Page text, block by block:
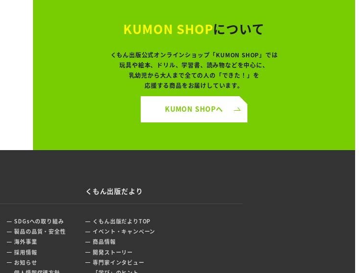
KUMON SHOPについて
くもん出版公式オンラインショップ「KUMON SHOP」では
玩具や絵本、ドリル、学習書、読み物などを中心に、
乳幼児から大人まで全ての人の「できた！」を
応援する商品をお届けしています。
KUMON SHOPへ
SDGsへの取り組み
製品の品質・安全性
海外事業
採用情報
お知らせ
くもん出版だより
くもん出版だよりTOP
イベント・キャンペーン
商品情報
開発ストーリー
専門家インタビュー